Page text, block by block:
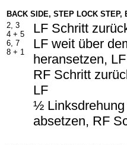
BACK SIDE, STEP LOCK
2, 3
4 + 5
6, 7
8 + 1
LF Schritt
LF weit über
heransetzen,
RF Schritt
LF
½ Linksdrehung
absetzen, RF